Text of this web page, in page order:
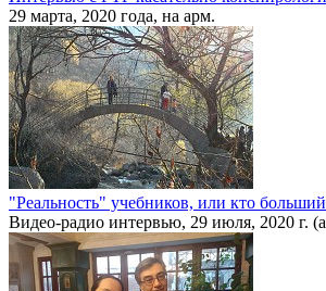
29 марта, 2020 года, на арм.
"Реальность" учебников, или кто
Видео-радио интервью, 29 июля, 2020 г.